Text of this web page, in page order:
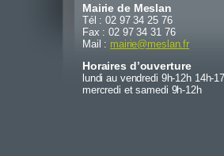
Mairie de Meslan
Tél : 02 97 34 25 76
Fax : 02 97 34 31 76
Mail : mairie@meslan.fr
Horaires d’ouverture
lundi au vendredi 9h-12h 14h-
mercredi et samedi 9h-12h